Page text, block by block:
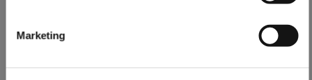
Marketing